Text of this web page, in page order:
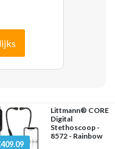
Littmann® CORE
Digital
Stethoscoop -
8572 - Rainbow